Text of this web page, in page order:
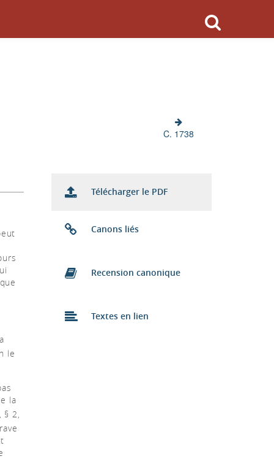
C. 1738
le
la
§ 2,
Télécharger le PDF
Canons liés
Recension canonique
Textes en lien